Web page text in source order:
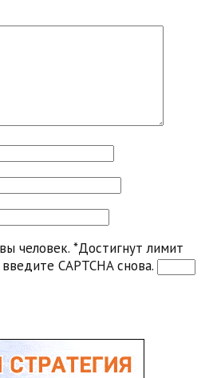
человек. *Достигнут лимит
CAPTCHA снова.